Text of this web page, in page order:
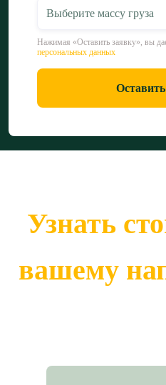
Нажимая «Оставить заявку», вы
персональных данных
Узнать
вашему